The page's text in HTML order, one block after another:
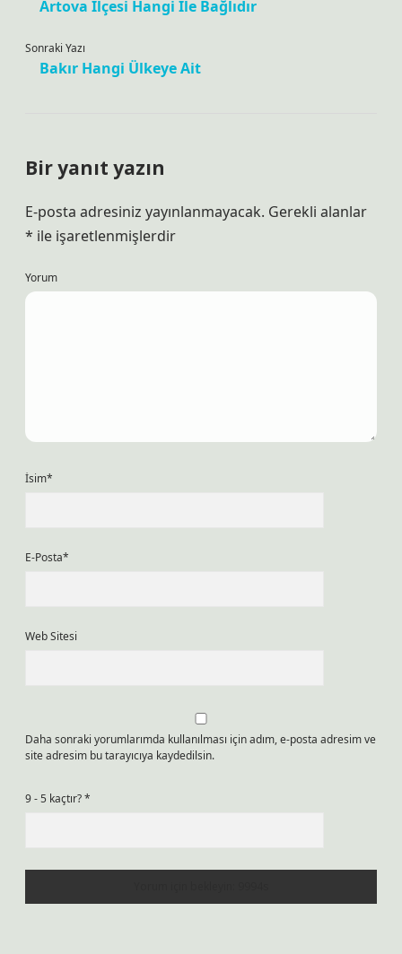
Artova Ilçesi Hangi Ile Bağlıdır
Sonraki Yazı
Bakır Hangi Ülkeye Ait
Bir yanıt yazın
E-posta adresiniz yayınlanmayacak. Gerekli alanlar
* ile işaretlenmişlerdir
Yorum
İsim*
E-Posta*
Web Sitesi
Daha sonraki yorumlarımda kullanılması için adım, e-posta adresim ve
site adresim bu tarayıcıya kaydedilsin.
9 - 5 kaçtır?*